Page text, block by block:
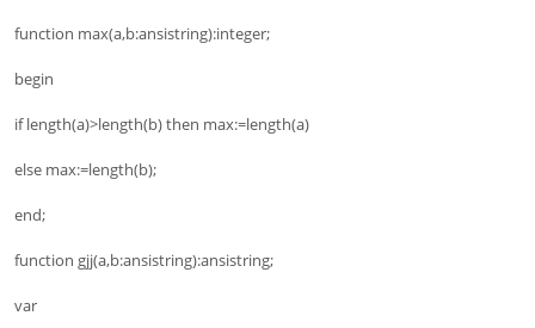
function max(a,b:ansistring):integer;
begin
if length(a)>length(b) then max:=length(a)
else max:=length(b);
end;
function gjj(a,b:ansistring):ansistring;
var